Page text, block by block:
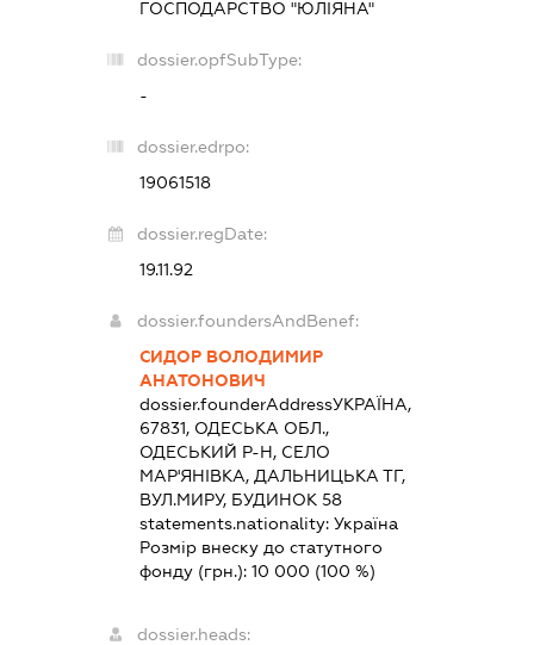
ГОСПОДАРСТВО "ЮЛІЯНА"
dossier.opfSubType:
-
dossier.edrpo:
19061518
dossier.regDate:
19.11.92
dossier.foundersAndBenef:
СИДОР ВОЛОДИМИР
АНАТОНОВИЧ
dossier.founderAddressУКРАЇНА,
67831, ОДЕСЬКА ОБЛ.,
ОДЕСЬКИЙ Р-Н, СЕЛО
МАР'ЯНІВКА, ДАЛЬНИЦЬКА ТГ,
ВУЛ.МИРУ, БУДИНОК 58
statements.nationality: Україна
Розмір внеску до статутного
фонду (грн.): 10 000 (100 %)
dossier.heads: